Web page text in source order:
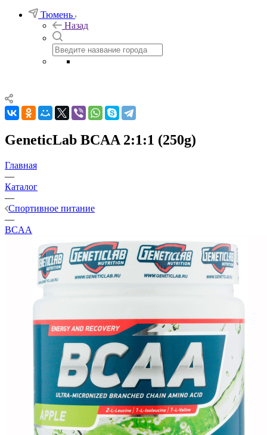
Тюмень
Назад
GeneticLab BCAA 2:1:1 (250g)
Главная
—
Каталог
—
Спортивное питание
—
BCAA